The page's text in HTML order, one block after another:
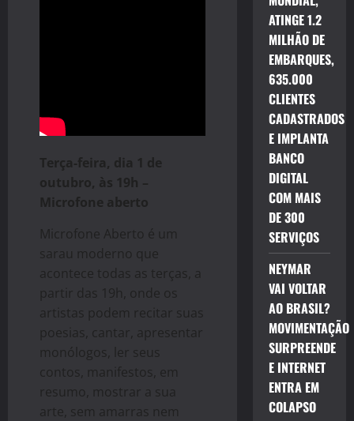
Terça-feira, dia 1 de
outubro, às 19h –
Microfone aberto
Microfone Aberto é um
sarau moderno que
acontece todas as terças, a
partir das 19h, onde os
artistas podem recitar suas
poesias, cantar, apresentar
monólogos, ler seus
contos, manifestos, em
resumo, mostrar a sua
arte, sem amarras nem
ATINGE 1.2
MILHÃO DE
EMBARQUES,
635.000
CLIENTES
CADASTRADOS
E IMPLANTA
BANCO
DIGITAL
COM MAIS
DE 300
SERVIÇOS
NEYMAR
VAI VOLTAR
AO BRASIL?
MOVIMENTAÇÃO
SURPREENDE
E INTERNET
ENTRA EM
COLAPSO